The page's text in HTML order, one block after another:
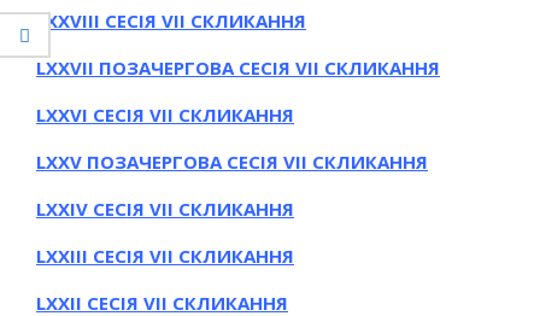
LXXVІIІ СЕСІЯ VII СКЛИКАННЯ
LXXVIІ ПОЗАЧЕРГОВА СЕСІЯ VII СКЛИКАННЯ
LXXVІ СЕСІЯ VII СКЛИКАННЯ
LXXV ПОЗАЧЕРГОВА СЕСІЯ VII СКЛИКАННЯ
LXXІV СЕСІЯ VII СКЛИКАННЯ
LXXІІІ СЕСІЯ VII СКЛИКАННЯ
LXXІІ СЕСІЯ VII СКЛИКАННЯ